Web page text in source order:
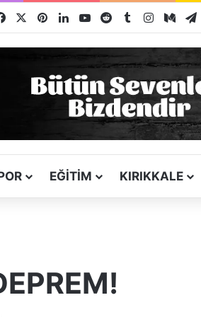
Facebook PinterestLinkedInYouTubeRedditTumblrInstagram
EĞITIM KIRIKKALE